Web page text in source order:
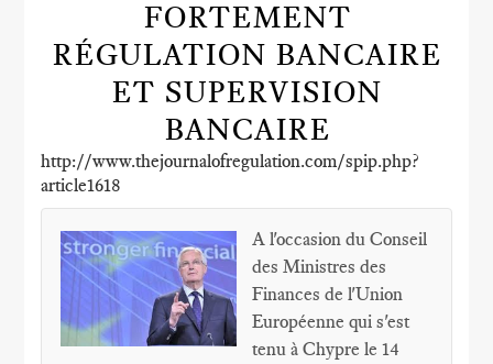
FORTEMENT
RÉGULATION BANCAIRE
ET SUPERVISION
BANCAIRE
http://www.thejournalofregulation.com/spip.php?
article1618
A l'occasion du Conseil
des Ministres des
Finances de l'Union
Européenne qui s'est
tenu à Chypre le 14